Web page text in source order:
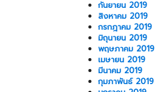
กันยายน 2019
สิงหาคม 2019
กรกฎาคม 2019
มิถุนายน 2019
พฤษภาคม 2019
เมษายน 2019
มีนาคม 2019
กุมภาพันธ์ 2019